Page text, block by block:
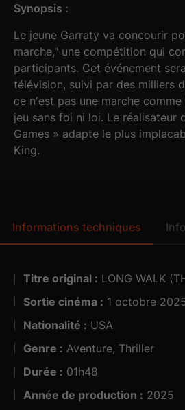
Synopsis :
Le jeune Garraty va concourir
marche," une compétition qui
participants. Cet événement
télévision, suivi par des milliers
ce n'est pas une marche
jeu sans foi ni loi. Le réalisateur
Games » adapte le plus
King.
Informations techniques
Titre original : LONG WALK
Sortie cinéma : 1 octobre
Nationalité : USA
Genre : Aventure, Thriller
Durée : 01h48
Année de production : 2025
Visa n° :
Matériel disponible dans vos